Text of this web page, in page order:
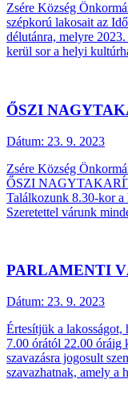
Zsére Község
szépkorú lakosait az
délutánra, melyre
kerül sor a helyi
ŐSZI
Dátum: 23. 9. 2023
Zsére Község
ŐSZI
Találkozunk 8.30-kor a
Szeretettel várunk
PARLAMENTI
Dátum: 23. 9. 2023
Értesítjük a lakosságot,
7.00 órától 22.00 óráig
szavazásra jogosult
szavazhatnak, amely a